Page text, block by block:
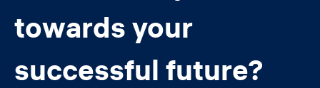
towards your
successful future?